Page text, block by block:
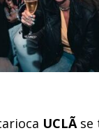
UCLÃse